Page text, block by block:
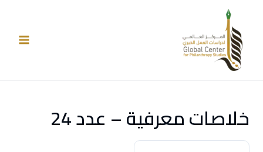
المحتوى
خلاصات معرفية – عدد 24